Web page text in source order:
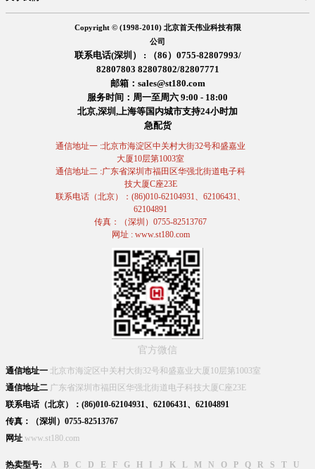
Copyright © (1998-2010) 北京首天伟业科技有限
公司
联系电话(深圳） : （86）0755-82807993/
82807803 82807802/82807771
邮箱：sales@st180.com
服务时间：周一至周六 9:00 - 18:00
北京,深圳,上海等国内城市支持24小时加
急配货
通信地址一 :北京市海淀区中关村大街32号和盛嘉业
大厦10层第1003室
通信地址二 :广东省深圳市福田区华强北街道电子科
技大厦C座23E
联系电话（北京）：(86)010-62104931、62106431、
62104891
传真：（深圳）0755-82513767
网址 : www.st180.com
官方微信
通信地址一 北京市海淀区中关村大街32号和盛嘉业大厦10层第1003室
通信地址二 广东省深圳市福田区华强北街道电子科技大厦C座23E
联系电话（北京）：(86)010-62104931、62106431、62104891
传真：（深圳）0755-82513767
网址 www.st180.com
热卖型号: A B C D E F G H J K L M N O P Q R S T U